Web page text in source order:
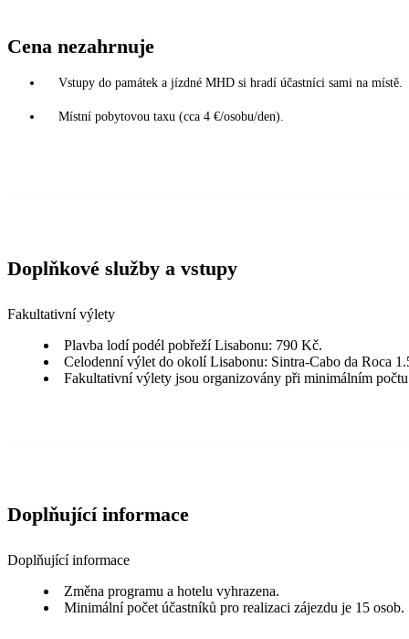
Cena nezahrnuje
Vstupy do památek a jízdné MHD si hradí účastníci sami na místě.
Místní pobytovou taxu (cca 4 €/osobu/den).
Doplňkové služby a vstupy
Fakultativní výlety
Plavba lodí podél pobřeží Lisabonu: 790 Kč.
Celodenní výlet do okolí Lisabonu: Sintra-Cabo da Roca
Fakultativní výlety jsou organizovány při minimálním
Doplňující informace
Doplňující informace
Změna programu a hotelu vyhrazena.
Minimální počet účastníků pro realizaci zájezdu je 15 osob.